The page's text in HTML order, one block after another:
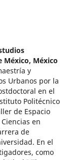
México, México
y
Urbanos por la
en el
Politécnico
de Espacio
en
de
En el
como